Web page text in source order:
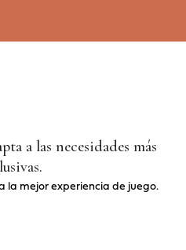
a las necesidades más
la mejor experiencia de juego.